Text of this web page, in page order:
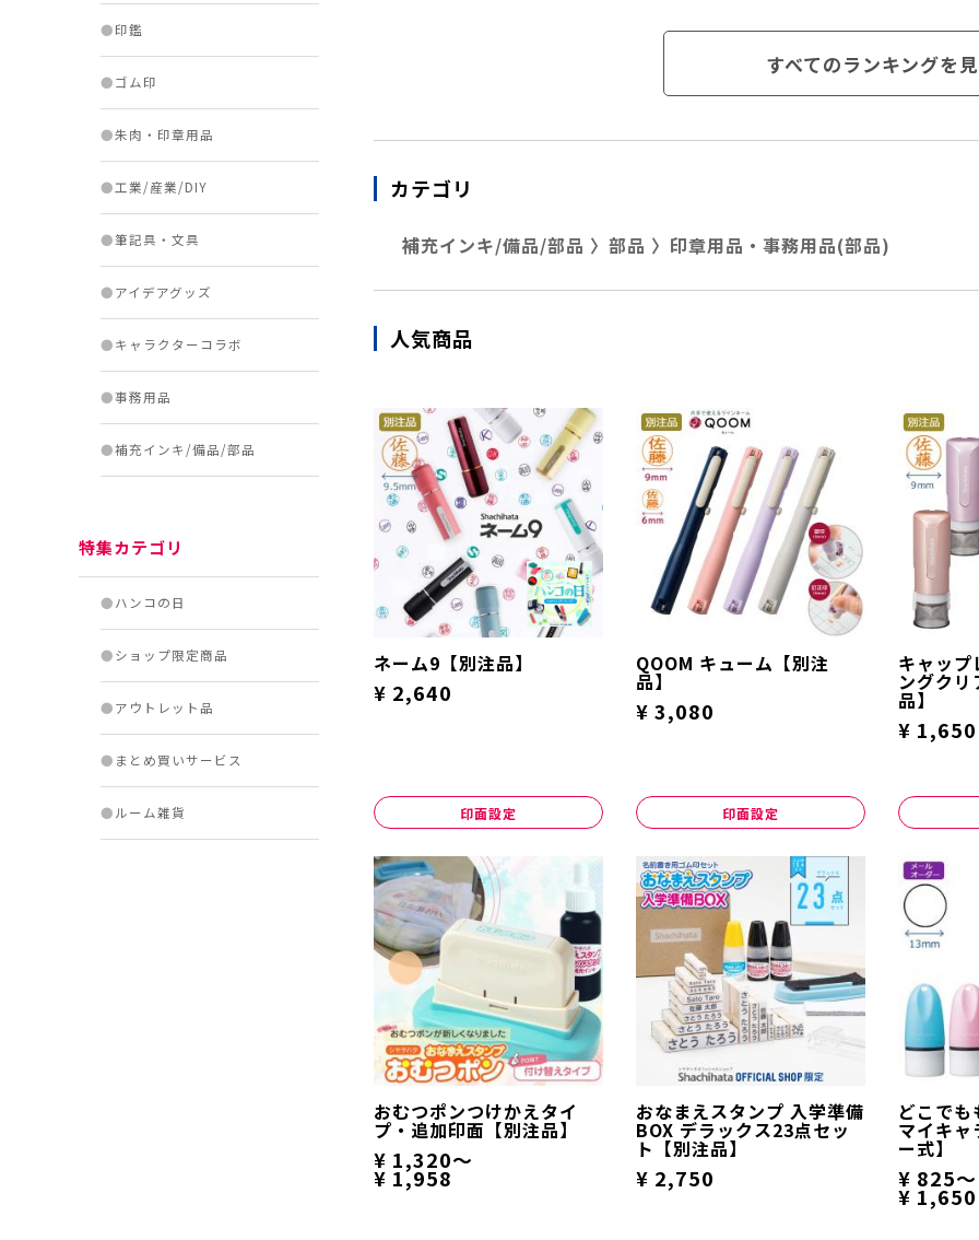
●印鑑
●ゴム印
●朱肉・印章用品
●工業/産業/DIY
●筆記具・文具
●アイデアグッズ
●キャラクターコラボ
●事務用品
●補充インキ/備品/部品
特集カテゴリ
●ハンコの日
●ショップ限定商品
●アウトレット品
● まとめ買いサービス
●ルーム雑貨
すべてのランキングを
カテゴリ
補充インキ/備品/部品 〉 部品 〉 印章用品・事務用品(部品)
人気商品
ネーム9【別注品】
¥ 2,640
印面設定
QOOM キューム【別注
品】
¥ 3,080
印面設定
キャッ
ングク
品】
¥ 1,650
おむつポンつけかえタイ
プ・追加印面【別注品】
¥ 1,320～
¥ 1,958
おなまえスタンプ 入学準備
BOX デラックス23点セッ
ト【別注品】
¥ 2,750
どこで
マイキ
ー式】
¥ 825～
¥ 1,650